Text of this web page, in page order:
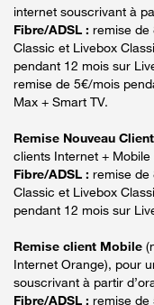
internet souscrivant à
Fibre/ADSL : remise de
Classic et Livebox
pendant 12 mois sur
remise de 5€/mois
Max + Smart TV.
Remise Nouveau
clients Internet +
Fibre/ADSL : remise de
Classic et Livebox
pendant 12 mois sur
Remise client Mobile
Internet Orange), pour
souscrivant à partir
Fibre/ADSL : remise de